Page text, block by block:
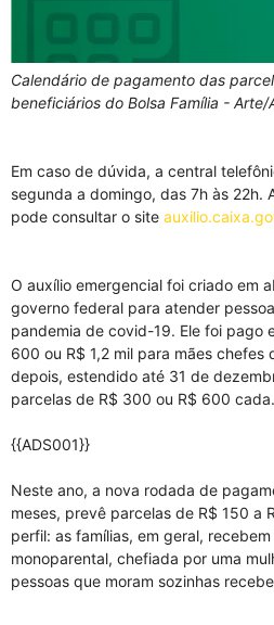
Calendário de pagamento das
beneficiários do Bolsa Família - Arte/
Em caso de dúvida, a central
segunda a domingo, das 7h às 22h.
pode consultar o site
O auxílio emergencial foi criado em
governo federal para atender
pandemia de covid-19. Ele foi pago
600 ou R$ 1,2 mil para mães chefes
depois, estendido até 31 de
parcelas de R$ 300 ou R$ 600 cada.
{{ADS001}}
Neste ano, a nova rodada de
meses, prevê parcelas de R$ 150 a
perfil: as famílias, em geral,
monoparental, chefiada por uma
pessoas que moram sozinhas